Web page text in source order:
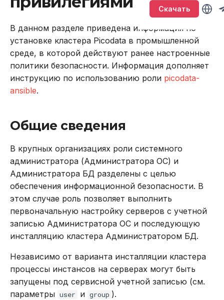
Скачать
а
т
д
о
с
а
Версионирование
консоли
Подключение через
DBeaver
Работа с данными SQL
без повышения
Удаление кластера
Очистка серверов от
системных файлов
кластера
Supervisord
Работа с кластером
через Supervisord
Именование объектов
Типы данных
Параметризованные
запросы
Транзакции
BACKUP
CALL
CREATE INDEX
CREATE TABLE
CREATE USER
DELETE
DROP INDEX
DROP PLUGIN
DROP PROCEDURE
Использование
Функции и выражения
LOWER
SUBSTR
SUBSTRING
Встроенные оконные
функции
Функции даты и
Системные функции
Sirin
Synapse
Ouroboros
таблиц
Интерфейс RPC API
Файберы, потоки и
многозадачность
В данном разделе приведена информация по
установке кластера Picodata в промышленной
среде, в которой действуют ранее настроенные
политики безопасности. Информация дополняет
инструкцию по использованию роли picodata-
ansible.
Общие сведения
В крупных организациях роли системного
администратора (Администратора ОС) и
Администратора БД разделены с целью
обеспечения информационной безопасности. В
этом случае роль позволяет выполнить
первоначальную настройку серверов с учетной
записью Администратора ОС и последующую
инсталляцию кластера Администратором БД.
Независимо от варианта инсталляции кластера
процессы инстансов на серверах могут быть
запущены под сервисной учетной записью (см.
параметры user и group ).